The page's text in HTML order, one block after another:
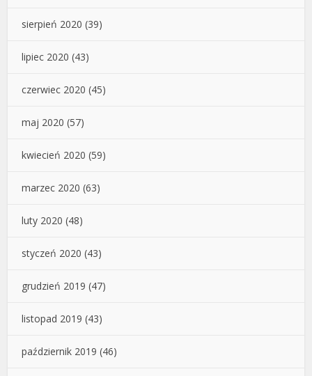
sierpień 2020 (39)
lipiec 2020 (43)
czerwiec 2020 (45)
maj 2020 (57)
kwiecień 2020 (59)
marzec 2020 (63)
luty 2020 (48)
styczeń 2020 (43)
grudzień 2019 (47)
listopad 2019 (43)
październik 2019 (46)